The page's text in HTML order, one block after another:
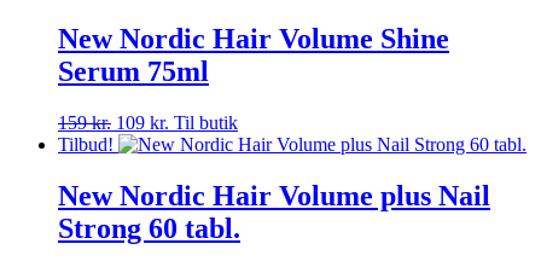
var:
1,048 kr..
er:
845 kr..
New Nordic Hair Volume Shine
Serum 75ml
159kr. Den
oprindelige
var:
159 kr..
109 kr. Den
aktuelle
er:
109 kr..
Til butik
Tilbud!
New Nordic Hair Volume plus Nail
Strong 60 tabl.